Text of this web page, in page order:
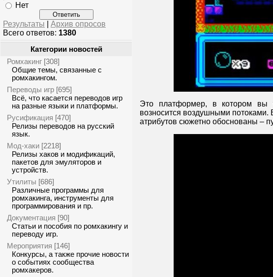
Нет
Результаты
Архив опросов
Всего ответов: 1380
Категории новостей
Ромхакинг [308]
Общие темы, связанные с
ромхакингом.
Переводы игр [695]
Всё, что касается переводов игр
на разные языки и платформы.
Русификация [470]
Релизы переводов на русский
язык.
Мод-хаки [2218]
Релизы хаков и модификаций,
пакетов для эмуляторов и
устройств.
Утилиты [686]
Различные программы для
ромхакинга, инструменты для
программирования и пр.
Документация [90]
Статьи и пособия по ромхакингу и
переводу игр.
Мероприятия [146]
Конкурсы, а также прочие новости
о событиях сообщества
ромхакеров.
Это платформер, в котором вы
возносится воздушными потоками.
атрибутов сюжетно обоснованы –